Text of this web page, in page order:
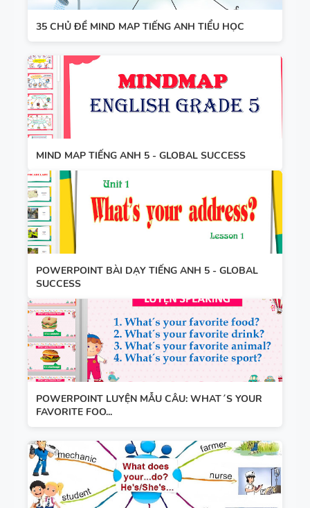
35 CHỦ ĐỀ MIND MAP TIẾNG ANH TIỂU HỌC
MIND MAP TIẾNG ANH 5 - GLOBAL SUCCESS
POWERPOINT BÀI DẠY TIẾNG ANH 5 - GLOBAL
SUCCESS
POWERPOINT LUYỆN MẪU CÂU: WHAT´S YOUR
FAVORITE FOO...